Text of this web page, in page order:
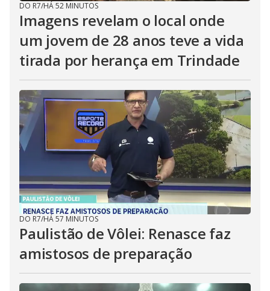
DO R7/HÁ 52 MINUTOS
Imagens revelam o local onde
um jovem de 28 anos teve a vida
tirada por herança em Trindade
DO R7/HÁ 57 MINUTOS
Paulistão de Vôlei: Renasce faz
amistosos de preparação